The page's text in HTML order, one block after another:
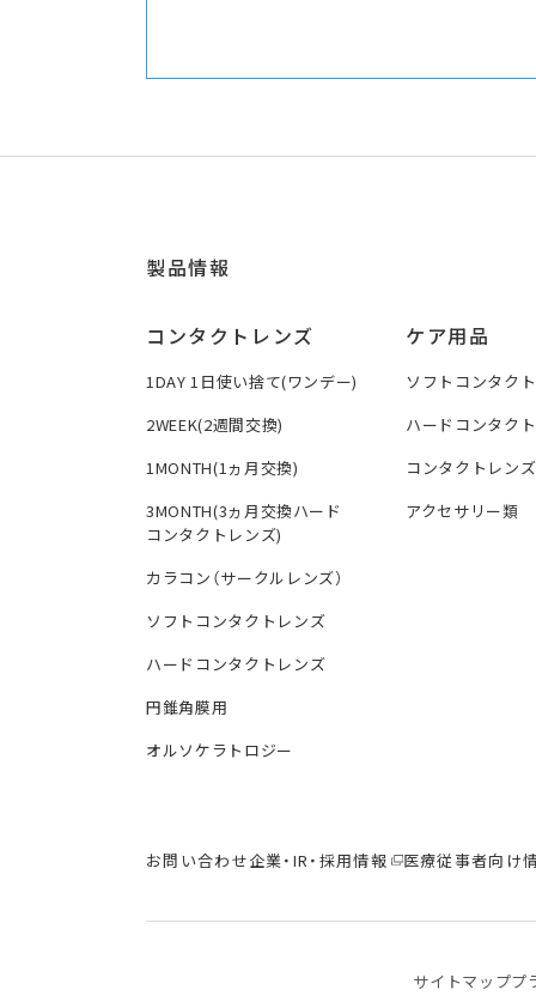
製品情報
コンタクトレンズ
1DAY 1日使い捨て(ワンデー)
2WEEK(2週間交換)
1MONTH(1ヵ月交換)
3MONTH(3ヵ月交換ハード
コンタクトレンズ)
カラコン（サークルレンズ）
ソフトコンタクトレンズ
ハードコンタクトレンズ
円錐角膜用
オルソケラトロジー
ケア用品
ソフトコンタク
ハードコンタク
コンタクトレン
アクセサリー類
お問い合わせ企業・IR・採用情報 医療従事者向け
サイトマッププ